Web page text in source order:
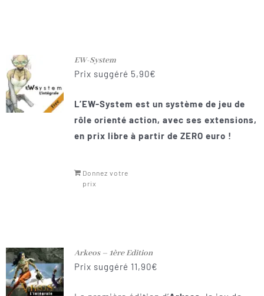
EW-System
Prix suggéré 5,90€
L’EW-System est un système de jeu de
rôle orienté action, avec ses extensions,
en prix libre à partir de ZERO euro !
Donnez votre
prix
Arkeos – 1ère Edition
Prix suggéré 11,90€